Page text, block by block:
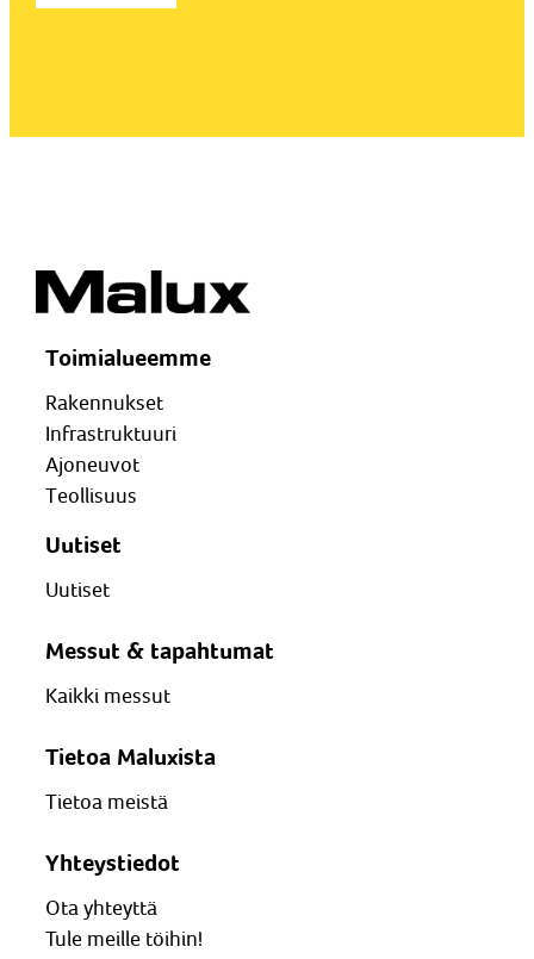
Toimialueemme
Rakennukset
Infrastruktuuri
Ajoneuvot
Teollisuus
Uutiset
Uutiset
Messut & tapahtumat
Kaikki messut
Tietoa Maluxista
Tietoa meistä
Yhteystiedot
Ota yhteyttä
Tule meille töihin!